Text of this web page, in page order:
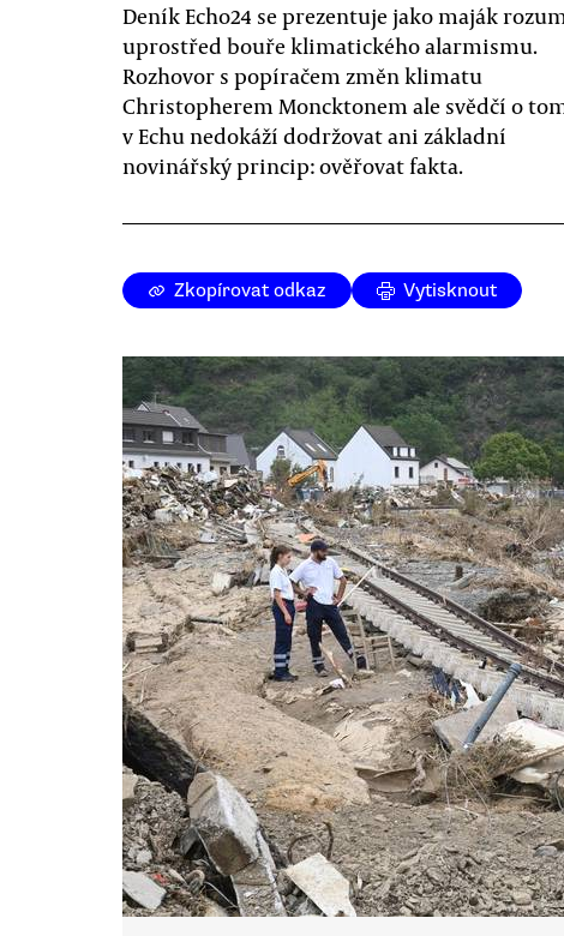
Deník Echo24 se prezentuje jako maják
uprostřed bouře klimatického alarmismu.
Rozhovor s popíračem změn klimatu
Christopherem Moncktonem ale svědčí o
v Echu nedokáží dodržovat ani základní
novinářský princip: ověřovat fakta.
Zkopírovat odkaz Vytisknout